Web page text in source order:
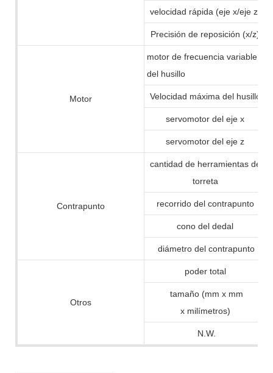
velocidad rápida (eje x/eje z)
Precisión de reposición (x/z)
Motor
motor de frecuencia variable
del husillo
Velocidad máxima del husillo
servomotor del eje x
servomotor del eje z
Contrapunto
cantidad de herramientas de
torreta
recorrido del contrapunto
cono del dedal
diámetro del contrapunto
Otros
poder total
tamaño (mm x mm
x milímetros)
N.W.